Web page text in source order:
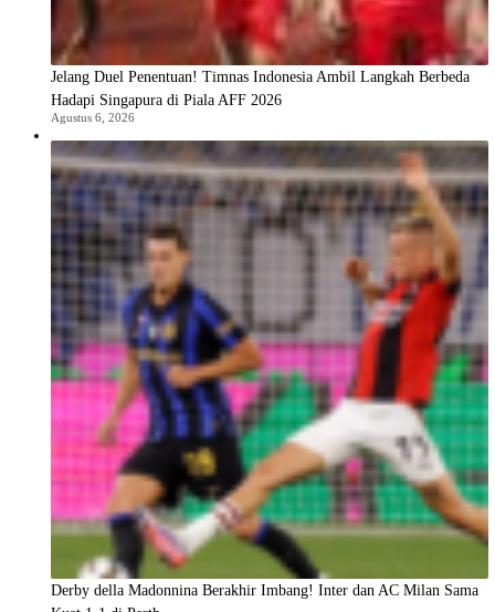
Jelang Duel Penentuan! Timnas Indonesia Ambil Langkah Berbeda
Hadapi Singapura di Piala AFF 2026
Agustus 6, 2026
Derby della Madonnina Berakhir Imbang! Inter dan AC Milan Sama